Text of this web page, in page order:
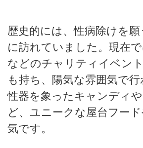
歴史的には、性病除けを
に訪れていました。現在
などのチャリティイベン
も持ち、陽気な雰囲気で
性器を象ったキャンディ
ど、ユニークな屋台フー
気です。